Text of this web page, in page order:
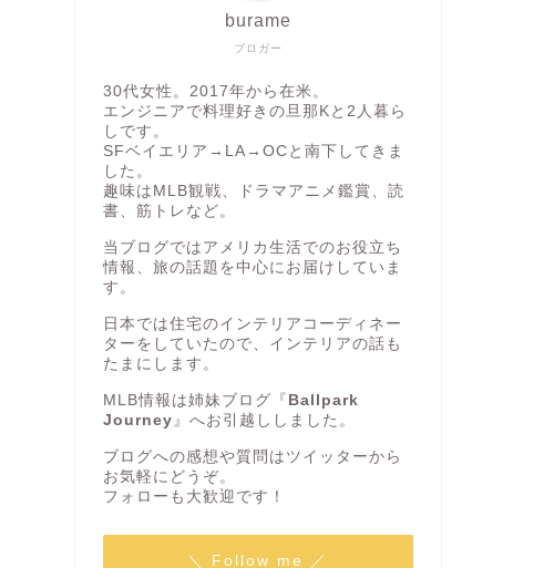
ブロガー
burame
30代女性。2017年から在米。
エンジニアで料理好きの旦那Kと2人暮ら
しです。
SFベイエリア→LA→OCと南下してきま
した。
趣味はMLB観戦、ドラマアニメ鑑賞、読
書、筋トレなど。
当ブログではアメリカ生活でのお役立ち
情報、旅の話題を中心にお届けしていま
す。
日本では住宅のインテリアコーディネー
ターをしていたので、インテリアの話も
たまにします。
MLB情報は姉妹ブログ『 Ballpark
Journey 』へお引越ししました。
ブログへの感想や質問はツイッターから
お気軽にどうぞ。
フォローも大歓迎です！
＼ Follow me ／